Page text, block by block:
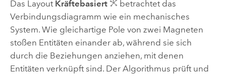
Das Layout Kräftebasiert
betrachtet das
Verbindungsdiagramm wie ein mechanisches
System. Wie gleichartige Pole von zwei Magneten
stoßen Entitäten einander ab, während sie sich
durch die Beziehungen anziehen, mit denen
Entitäten verknüpft sind. Der Algorithmus prüft und